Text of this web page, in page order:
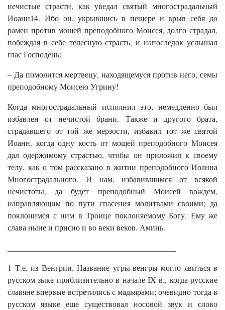
нечистые страсти, как уведал святый многострадальный
Иоанн14. Ибо он, укрывшись в пещере и врыв себя до
рамен против мощей преподобного Моисея, долго страдал,
побеждая в себе телесную страсть, и напоследок услышал
глас Господень:
– Да помолится мертвецу, находящемуся против него, семы
преподобному Моисею Угрину!
Когда многострадальный исполнил это, немедленно был
избавлен от нечистой брани. Также и другого брата,
страдавшего от той же мерзости, избавил тот же святой
Иоанн, когда одну кость от мощей преподобного Моисея
дал одержимому страстью, чтобы он приложил к своему
телу, как о том рассказано в житии преподобного Иоанна
Многострадального. И нам, избавившимся от всякой
нечистоты, да будет преподобный Моисей вождем,
направляющим по пути спасения молитвами своими; да
поклонимся с ним в Троице поклоняемому Богу, Ему же
слава ныне и присно и во веки веков. Аминь.
1 Т.е. из Венгрии. Название угры-венгры могло явиться в
русском зыке приблизительно в начале IX в., когда русские
славяне впервые встретились с мадьярами; очевидно тогда в
русском языке еще существовал носовой звук и слово